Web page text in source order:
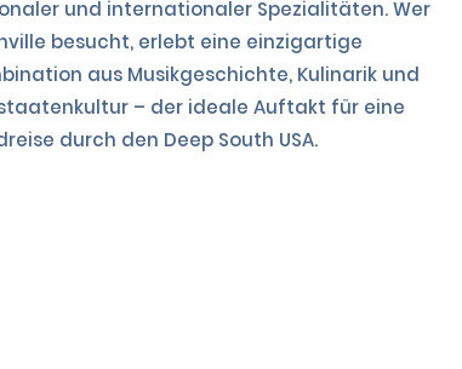
und internationaler Spezialitäten. Wer
besucht, erlebt eine einzigartige
aus Musikgeschichte, Kulinarik und
– der ideale Auftakt für eine
durch den Deep South USA.